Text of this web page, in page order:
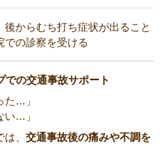
後からむち打ち症状が出ること
での診察を受ける
での交通事故サポート
た…」
い…」
、 交通事故後の痛みや不調を